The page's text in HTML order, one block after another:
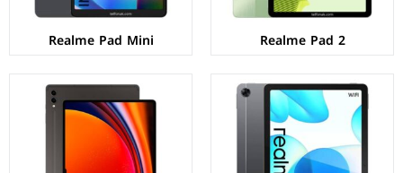
Realme Pad 2
Realme Pad Mini